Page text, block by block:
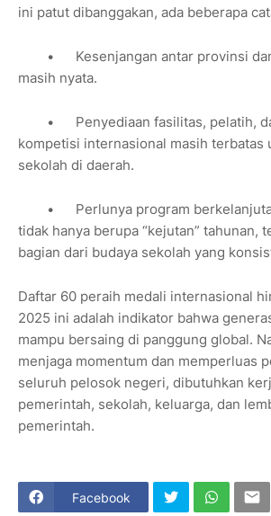
ini patut dibanggakan, ada beberapa
•
Kesenjangan antar provinsi
masih nyata.
•
Penyediaan fasilitas, pelatih,
kompetisi internasional masih terbatas
sekolah di daerah.
•
Perlunya program
tidak hanya berupa “kejutan” tahunan,
bagian dari budaya sekolah yang
Daftar 60 peraih medali internasional
2025 ini adalah indikator bahwa
mampu bersaing di panggung global.
menjaga momentum dan memperluas
seluruh pelosok negeri, dibutuhkan
pemerintah, sekolah, keluarga, dan
pemerintah.
Facebook